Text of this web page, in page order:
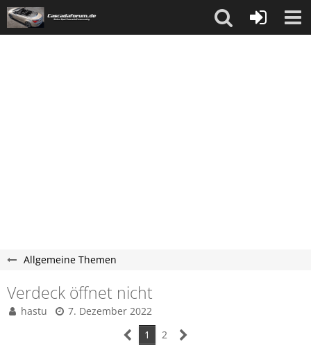
Allgemeine Themen
Verdeck öffnet nicht
hastu
7. Dezember 2022
1
2